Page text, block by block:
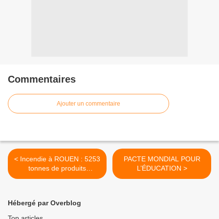
Commentaires
Ajouter un commentaire
< Incendie à ROUEN : 5253
tonnes de produits
chimiques partis en fumée
PACTE MONDIAL POUR
L’ÉDUCATION >
Hébergé par Overblog